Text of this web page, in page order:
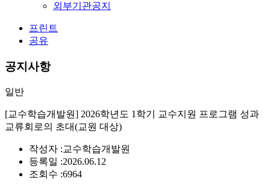
외부기관공지
프린트
공유
공지사항
일반
[교수학습개발원] 2026학년도 1학기 교수지원 프로그램 성과
교류회로의 초대(교원 대상)
작성자 :교수학습개발원
등록일 :2026.06.12
조회수 :6964